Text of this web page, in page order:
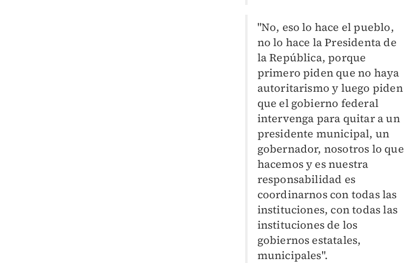
"No, eso lo hace el pueblo,
no lo hace la Presidenta de
la República, porque
primero piden que no haya
autoritarismo y luego piden
que el gobierno federal
intervenga para quitar a un
presidente municipal, un
gobernador, nosotros lo que
hacemos y es nuestra
responsabilidad es
coordinarnos con todas las
instituciones, con todas las
instituciones de los
gobiernos estatales,
municipales".